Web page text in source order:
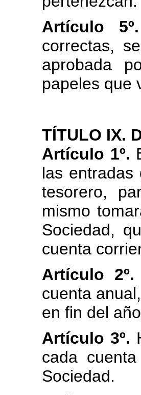
Artículo 5º.
correctas,
aprobada
papeles que
TÍTULO IX.
Artículo 1º.
las
tesorero,
mismo
Sociedad,
cuenta
Artículo 2º.
cuenta
en fin del
Artículo 3º.
cada
Sociedad.